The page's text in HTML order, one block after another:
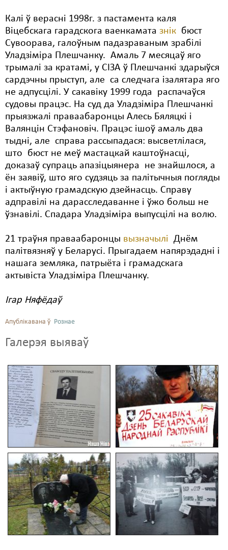
Калі ў верасні 1998г. з пастамента каля
Віцебскага гарадскога ваенкамата знік бюст
Сувоорава, галоўным падазраваным зрабілі
Уладзіміра Плешчанку. Амаль 7 месяцаў яго
трымалі за кратамі, у СІЗА ў Плешчанкі здарыўся
сардэчны прыступ, але са следчага ізалятара яго
не адпусцілі. У сакавіку 1999 года распачаўся
судовы працэс. На суд да Уладзіміра Плешчанкі
прыязжалі праваабаронцы Алесь Бяляцкі і
Валянцін Стэфановіч. Працэс ішоў амаль два
тыдні, але справа рассыпадася: высветлілася,
што бюст не меў мастацкай каштоўнасці,
доказаў супраць апазіцыянера не знайшлося, а
ён заявіў, што яго судзяць за палітычныя погляды
і актыўную грамадскую дзейнасць. Справу
адправілі на дарасследаванне і ўжо больш не
ўзнавілі. Спадара Уладзіміра выпусцілі на волю.
21 траўня праваабаронцы вызначылі Днём
палітвязняў у Беларусі. Прыгадаем напярэдадні і
нашага земляка, патрыёта і грамадскага
актывіста Уладзіміра Плешчанку.
Ігар Няфёдаў
Апублікавана ў Рознае
Галерэя выяваў